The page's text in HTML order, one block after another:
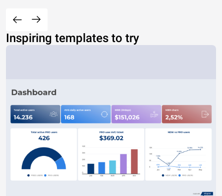
Inspiring templates to try